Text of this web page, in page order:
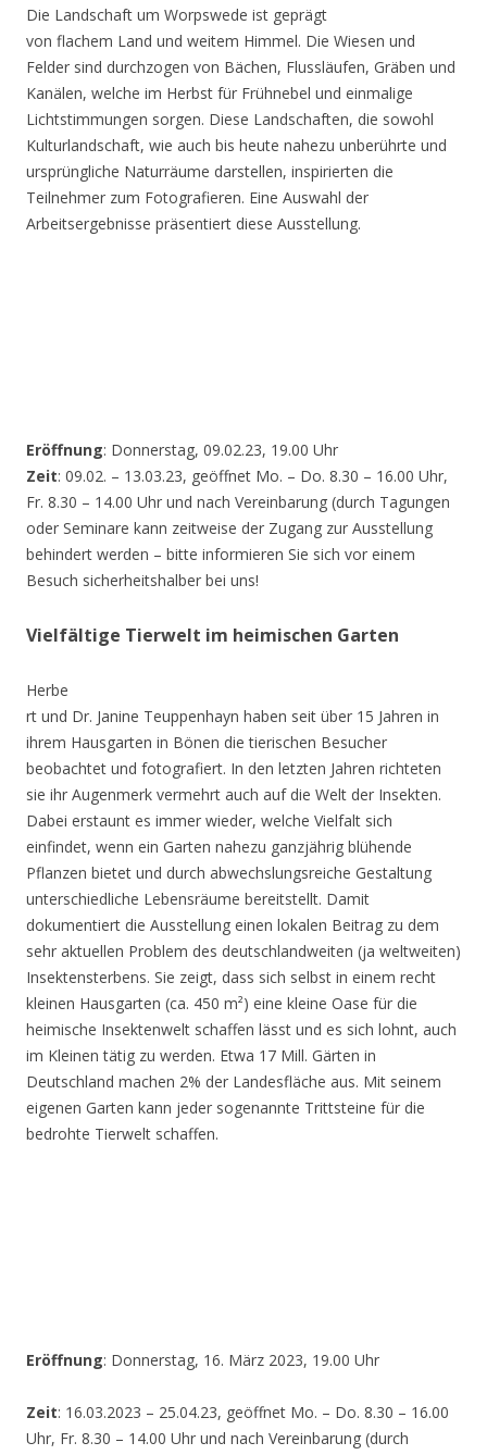
Die Landschaft um Worpswede ist geprägt
von flachem Land und weitem Himmel. Die Wiesen und
Felder sind durchzogen von Bächen, Flussläufen, Gräben und
Kanälen, welche im Herbst für Frühnebel und einmalige
Lichtstimmungen sorgen. Diese Landschaften, die sowohl
Kulturlandschaft, wie auch bis heute nahezu unberührte und
ursprüngliche Naturräume darstellen, inspirierten die
Teilnehmer zum Fotografieren. Eine Auswahl der
Arbeitsergebnisse präsentiert diese Ausstellung.
Eröffnung: Donnerstag, 09.02.23, 19.00 Uhr
Zeit: 09.02. – 13.03.23, geöffnet Mo. – Do. 8.30 – 16.00 Uhr,
Fr. 8.30 – 14.00 Uhr und nach Vereinbarung (durch Tagungen
oder Seminare kann zeitweise der Zugang zur Ausstellung
behindert werden – bitte informieren Sie sich vor einem
Besuch sicherheitshalber bei uns!
Vielfältige Tierwelt im heimischen Garten
Herbe
rt und Dr. Janine Teuppenhayn haben seit über 15 Jahren in
ihrem Hausgarten in Bönen die tierischen Besucher
beobachtet und fotografiert. In den letzten Jahren richteten
sie ihr Augenmerk vermehrt auch auf die Welt der Insekten.
Dabei erstaunt es immer wieder, welche Vielfalt sich
einfindet, wenn ein Garten nahezu ganzjährig blühende
Pflanzen bietet und durch abwechslungsreiche Gestaltung
unterschiedliche Lebensräume bereitstellt. Damit
dokumentiert die Ausstellung einen lokalen Beitrag zu dem
sehr aktuellen Problem des deutschlandweiten (ja weltweiten)
Insektensterbens. Sie zeigt, dass sich selbst in einem recht
kleinen Hausgarten (ca. 450 m²) eine kleine Oase für die
heimische Insektenwelt schaffen lässt und es sich lohnt, auch
im Kleinen tätig zu werden. Etwa 17 Mill. Gärten in
Deutschland machen 2% der Landesfläche aus. Mit seinem
eigenen Garten kann jeder sogenannte Trittsteine für die
bedrohte Tierwelt schaffen.
Eröffnung: Donnerstag, 16. März 2023, 19.00 Uhr
Zeit: 16.03.2023 – 25.04.23, geöffnet Mo. – Do. 8.30 – 16.00
Uhr, Fr. 8.30 – 14.00 Uhr und nach Vereinbarung (durch